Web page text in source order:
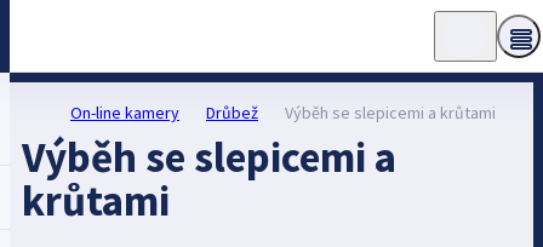
On-line kamery Drůbež Výběh se slepicemi a krůtami
Výběh se slepicemi a
krůtami